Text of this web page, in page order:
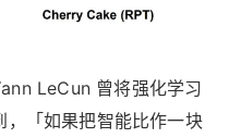
LeCun 曾将强化学习
，「如果把智能比作一块